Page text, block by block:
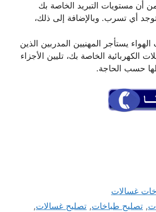
أن مستويات التبريد الخاصة بك
أي تسرب. وبالإضافة إلى ذلك،
يستأجر المهنيين المدربين الذين
الكهربائية الخاصة بك، تليين الأجزاء
حسب الحاجة.
غسالات
,تصليح طباخات,تصليح غسالات,